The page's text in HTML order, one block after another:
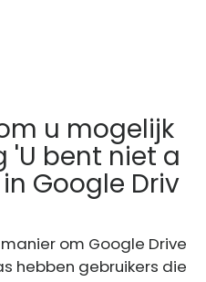
u mogelijk
bent niet a
Google Driv
om Google Drive
hebben gebruikers die